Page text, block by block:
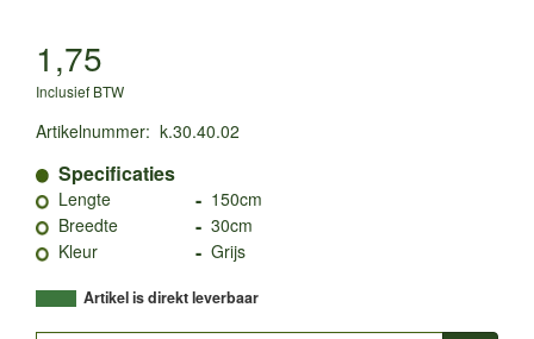
1,75
Inclusief BTW
Artikelnummer: k.30.40.02
Specificaties
Lengte - 150cm
Breedte
- 30cm
Kleur
- Grijs
Artikel is direkt leverbaar